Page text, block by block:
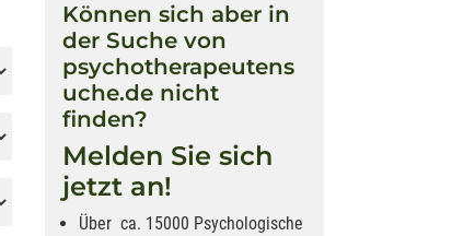
Können sich aber in
der Suche von
psychotherapeutens
uche.de nicht
finden?
Melden Sie sich
jetzt an!
Über ca. 15000 Psychologische